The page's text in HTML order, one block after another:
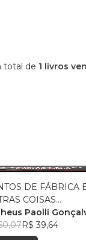
total de 1 livros
DE FÁBRICA
COISAS
Paolli
R$ 39,64